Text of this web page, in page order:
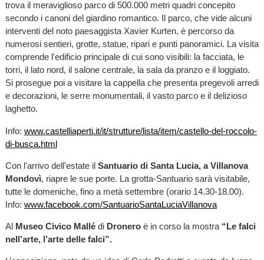
trova il meraviglioso parco di 500.000 metri quadri concepito
secondo i canoni del giardino romantico. Il parco, che vide alcuni
interventi del noto paesaggista Xavier Kurten, è percorso da
numerosi sentieri, grotte, statue, ripari e punti panoramici. La visita
comprende l'edificio principale di cui sono visibili: la facciata, le
torri, il lato nord, il salone centrale, la sala da pranzo e il loggiato.
Si prosegue poi a visitare la cappella che presenta pregevoli arredi
e decorazioni, le serre monumentali, il vasto parco e il delizioso
laghetto.
Info: www.castelliaperti.it/it/strutture/lista/item/castello-del-roccolo-
di-busca.html
Con l'arrivo dell'estate il Santuario di Santa Lucia, a Villanova
Mondovì, riapre le sue porte. La grotta-Santuario sarà visitabile,
tutte le domeniche, fino a metà settembre (orario 14.30-18.00).
Info: www.facebook.com/SantuarioSantaLuciaVillanova
Al Museo Civico Mallédi Droneroè in corso la mostra “Le falci
nell’arte, l’arte delle falci”.